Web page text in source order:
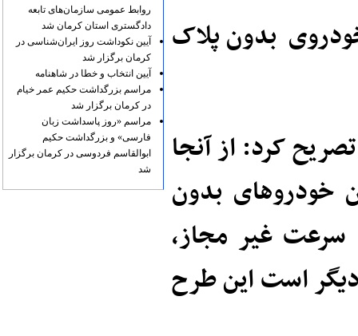
طرح ۲۳ دستگاه خودروی بدون پلاک
کرد: از آنجا
خودروهای بدون
سرعت غیر مجاز،
دیگر است این طرح
روابط عمومی سازمان‌های تابعه
دادگستری استان کرمان شد
آیین نکوداشت روز ایران‌شناسی در
کرمان برگزار شد
آیین انتخاب و خطا در شاهنامه
مراسم بزرگداشت حکیم عمر خیام
در کرمان برگزار شد
مراسم «روز پاسداشت زبان
فارسی» و بزرگداشت حکیم
ابوالقاسم فردوسی در کرمان برگزار
شد